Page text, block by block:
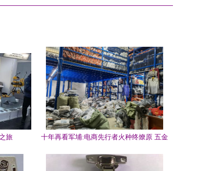
旅
十年再看军埔:电商先行者火种终燎原 五金